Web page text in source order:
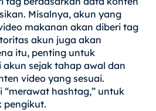
Misalnya, akun yang
makanan akan diberi tag
akun juga akan
itu, penting untuk
sejak tahap awal dan
video yang sesuai.
“merawat hashtag,” untuk
pengikut.